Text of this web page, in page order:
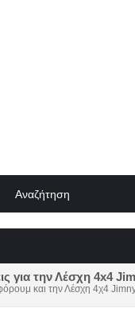
Αναζήτηση
για την Λέσχη 4x4
και την Λέσχη 4χ4